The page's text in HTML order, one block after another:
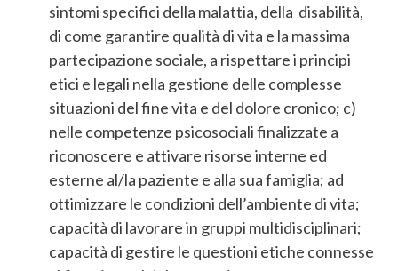
sintomi specifici della malattia, della disabilità,
di come garantire qualità di vita e la massima
partecipazione sociale, a rispettare i principi
etici e legali nella gestione delle complesse
situazioni del fine vita e del dolore cronico; c)
nelle competenze psicosociali finalizzate a
riconoscere e attivare risorse interne ed
esterne al/la paziente e alla sua famiglia; ad
ottimizzare le condizioni dell’ambiente di vita;
capacità di lavorare in gruppi multidisciplinari;
capacità di gestire le questioni etiche connesse